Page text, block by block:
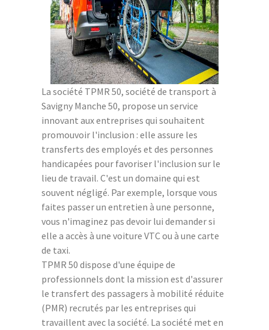
La société TPMR 50, société de transport à
Savigny Manche 50, propose un service
innovant aux entreprises qui souhaitent
promouvoir l'inclusion : elle assure les
transferts des employés et des personnes
handicapées pour favoriser l'inclusion sur le
lieu de travail. C'est un domaine qui est
souvent négligé. Par exemple, lorsque vous
faites passer un entretien à une personne,
vous n'imaginez pas devoir lui demander si
elle a accès à une voiture VTC ou à une carte
de taxi.
TPMR 50 dispose d'une équipe de
professionnels dont la mission est d'assurer
le transfert des passagers à mobilité réduite
(PMR) recrutés par les entreprises qui
travaillent avec la société. La société met en